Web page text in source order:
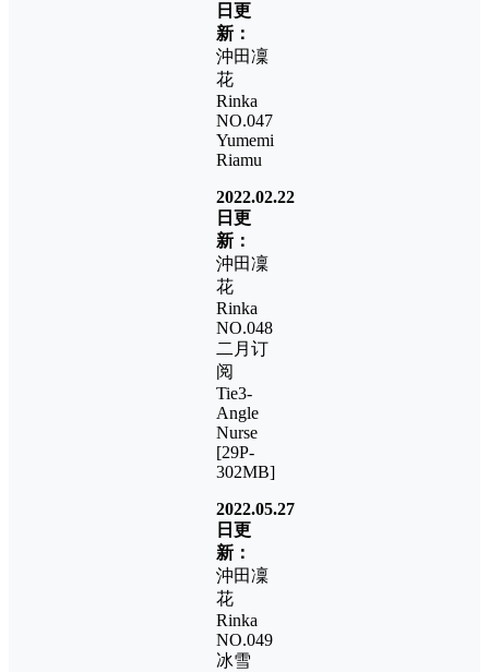
日更
新：
沖田凜
花
Rinka
NO.047
Yumemi
Riamu
2022.02.22
日更
新：
沖田凜
花
Rinka
NO.048
二月订
阅
Tie3-
Angle
Nurse
[29P-
302MB]
2022.05.27
日更
新：
沖田凜
花
Rinka
NO.049
冰雪